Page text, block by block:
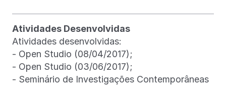
Atividades Desenvolvidas
Atividades desenvolvidas:
- Open Studio (08/04/2017);
- Open Studio (03/06/2017);
- Seminário de Investigações Contemporâneas